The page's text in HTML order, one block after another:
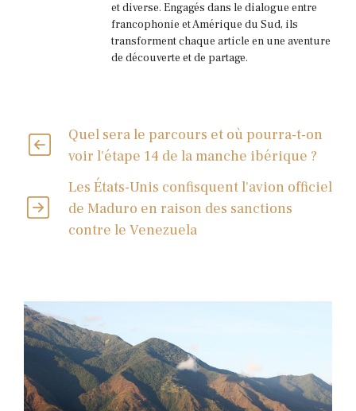
et diverse. Engagés dans le dialogue entre
francophonie et Amérique du Sud, ils
transforment chaque article en une aventure
de découverte et de partage.
Quel sera le parcours et où pourra-t-on
voir l'étape 14 de la manche ibérique ?
Les États-Unis confisquent l'avion officiel
de Maduro en raison des sanctions
contre le Venezuela